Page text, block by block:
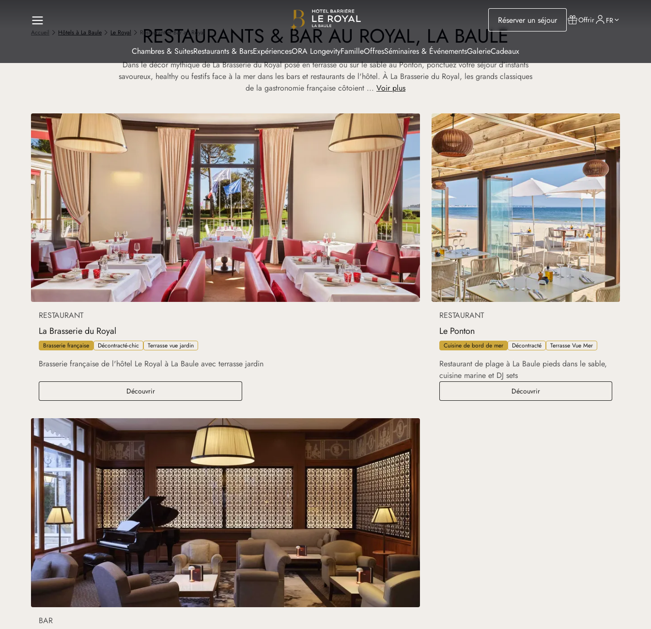
Réserver un séjour Offrir FR
Chambres & SuitesRestaurants & BarsExpériencesORA LongevityFamilleOffresSéminaires & ÉvénementsGalerieCadeaux
Accueil Hôtels à La Baule Le Royal Restaurant et Bar au Royal
RESTAURANTS & BAR AU ROYAL, LA BAULE
Dans le décor mythique de La Brasserie du Royal posé en terrasse ou sur le sable au Ponton, ponctuez votre séjour d’instants
savoureux, healthy ou festifs face à la mer dans les bars et restaurants de l'hôtel. À La Brasserie du Royal, les grands classiques
de la gastronomie française côtoient ... Voir plus
RESTAURANT
La Brasserie du Royal
Brasserie française Décontracté-chic Terrasse vue jardin
Brasserie française de l'hôtel Le Royal à La Baule avec terrasse jardin
DécouvrirLa Brasserie du Royal
RESTAURANT
Le Ponton
Cuisine de bord de mer Décontracté Terrasse Vue Mer
Restaurant de plage à La Baule pieds dans le sable,
cuisine marine et DJ sets
DécouvrirLe Ponton
BAR